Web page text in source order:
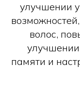
улучшении
волос,
памяти и